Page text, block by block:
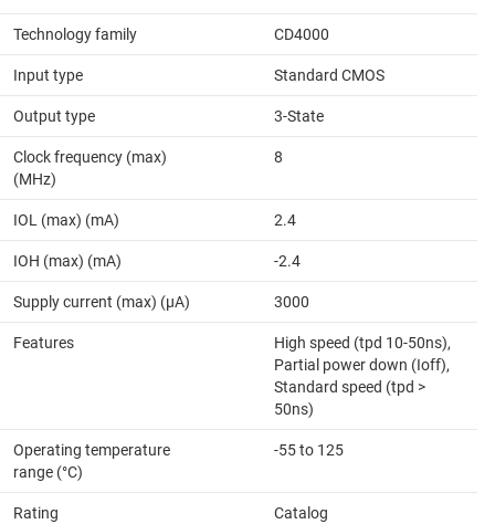
Technology family CD4000
Input type Standard CMOS
Output type 3-State
Clock frequency (max)
(MHz)
8
IOL (max) (mA) 2.4
IOH (max) (mA) -2.4
Supply current (max) (µA) 3000
Features
High speed (tpd 10-50ns),
Partial power down (Ioff),
Standard speed (tpd >
50ns)
Operating temperature
range (°C)
-55 to 125
Rating Catalog